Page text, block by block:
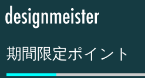
期間限定ポイント